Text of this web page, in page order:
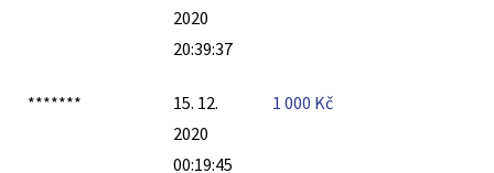
2020
20:39:37
*******
15. 12.
2020
00:19:45
1 000 Kč